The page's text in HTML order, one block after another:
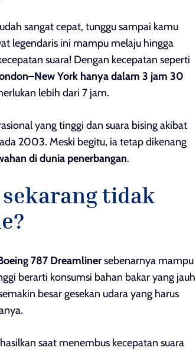
sangat cepat, tunggu sampai kamu
legendaris ini mampu melaju hingga
suara! Dengan kecepatan seperti
York hanya dalam 3 jam 30
lebih dari 7 jam.
yang tinggi dan suara bising akibat
2003. Meski begitu, ia tetap dikenang
di dunia penerbangan.
tidak
787 Dreamlinersebenarnya mampu
berarti konsumsi bahan bakar yang jauh
besar gesekan udara yang harus
saat menembus kecepatan suara